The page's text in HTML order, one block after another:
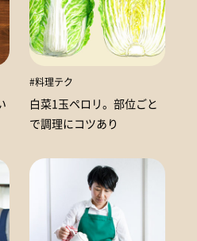
#料理テク
白菜1玉ペロリ。部位ごと
で調理にコツあり